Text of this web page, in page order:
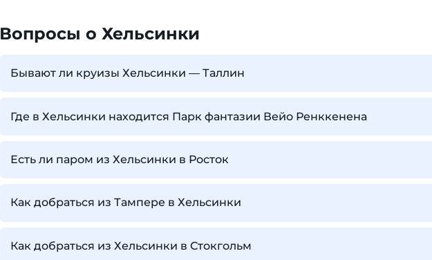
Вопросы о Хельсинки
Бывают ли круизы Хельсинки — Таллин
Где в Хельсинки находится Парк фантазии Вейо Ренккенена
Есть ли паром из Хельсинки в Росток
Как добраться из Тампере в Хельсинки
Как добраться из Хельсинки в Стокгольм